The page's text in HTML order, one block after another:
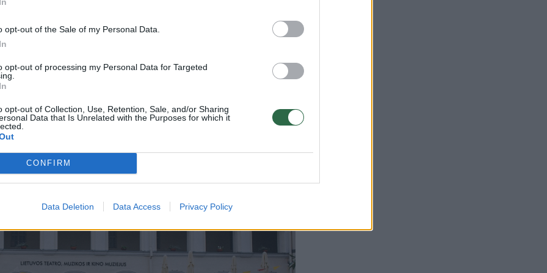
opt-out of the Sale of my Personal Data.
opt-out of processing my Personal Data for Targeted
opt-out of Collection, Use, Retention, Sale, and/or Sharing
Data that Is Unrelated with the Purposes for which it
CONFIRM
Data Deletion Data Access Privacy Policy
dėžutėje gyvenantys miniatiūriniai personažai
ir koks vertingas susitikimas vieniems su kitais.